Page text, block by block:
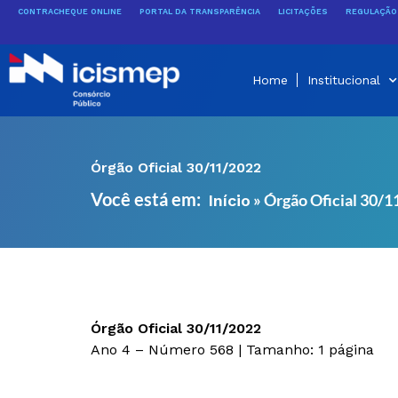
conteúdo
CONTRACHEQUE ONLINE PORTAL DA TRANSPARÊNCIA LICITAÇÕES
Home Institucional
Órgão Oficial 30/11/2022
Você está em: Início »Órgão Oficial 30/
Órgão Oficial 30/11/2022
Ano 4 – Número 568 | Tamanho: 1 página